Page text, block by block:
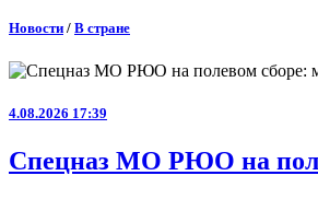
Новости / В стране
4.08.2026 17:39
Спецназ МО РЮО на